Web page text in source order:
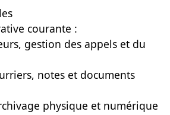
courante :
gestion des appels et du
notes et documents
physique et numérique